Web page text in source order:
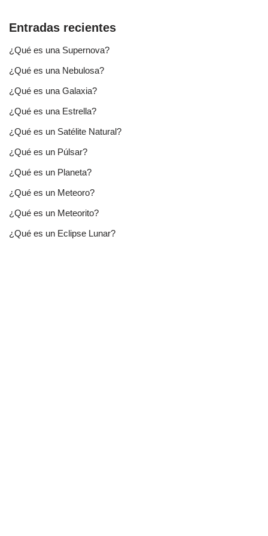
Entradas recientes
¿Qué es una Supernova?
¿Qué es una Nebulosa?
¿Qué es una Galaxia?
¿Qué es una Estrella?
¿Qué es un Satélite Natural?
¿Qué es un Púlsar?
¿Qué es un Planeta?
¿Qué es un Meteoro?
¿Qué es un Meteorito?
¿Qué es un Eclipse Lunar?